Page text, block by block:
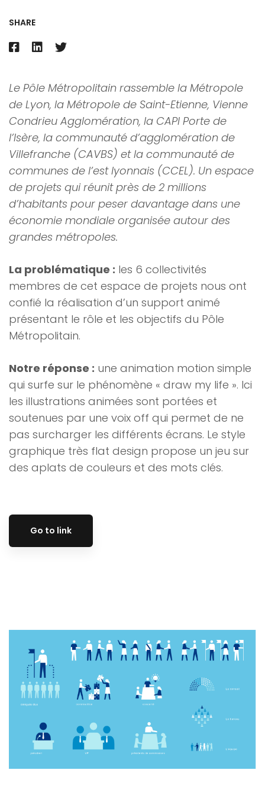
SHARE
Le Pôle Métropolitain rassemble la Métropole
de Lyon, la Métropole de Saint-Etienne, Vienne
Condrieu Agglomération, la CAPI Porte de
l’Isère, la communauté d’agglomération de
Villefranche (CAVBS) et la communauté de
communes de l’est lyonnais (CCEL). Un espace
de projets qui réunit près de 2 millions
d’habitants pour peser davantage dans une
économie mondiale organisée autour des
grandes métropoles.
La problématique : les 6 collectivités
membres de cet espace de projets nous ont
confié la réalisation d’un support animé
présentant le rôle et les objectifs du Pôle
Métropolitain.
Notre réponse : une animation motion simple
qui surfe sur le phénomène « draw my life ». Ici
les illustrations animées sont portées et
soutenues par une voix off qui permet de ne
pas surcharger les différents écrans. Le style
graphique très flat design propose un jeu sur
des aplats de couleurs et des mots clés.
Go to link